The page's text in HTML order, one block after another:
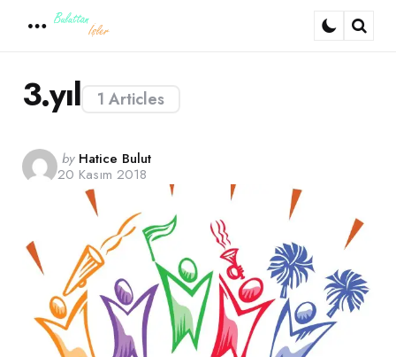
1 Articles
3.yıl
Posted
by
by Hatice Bulut
20 Kasım 2018